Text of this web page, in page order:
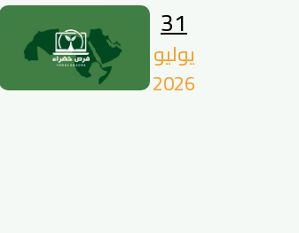
31
يوليو
2026